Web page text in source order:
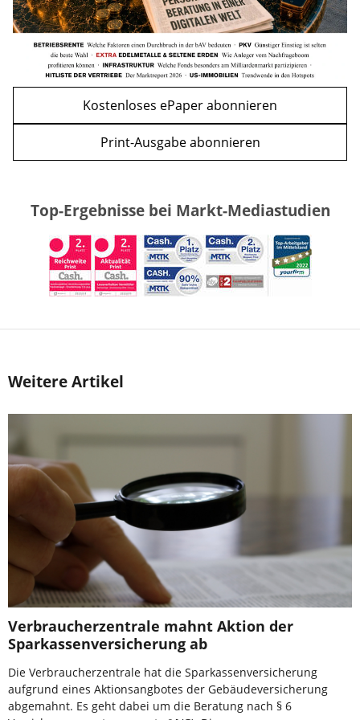
Kostenloses ePaper abonnieren
Print-Ausgabe abonnieren
Top-Ergebnisse bei Markt-Mediastudien
Weitere Artikel
Verbraucherzentrale mahnt Aktion der
Sparkassenversicherung ab
Die Verbraucherzentrale hat die Sparkassenversicherung
aufgrund eines Aktionsangbotes der Gebäudeversicherung
abgemahnt. Es geht dabei um die Beratung nach § 6